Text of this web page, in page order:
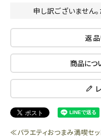
申し訳ございません
返
商品につ
≪バラエティおつまみ満喫セ